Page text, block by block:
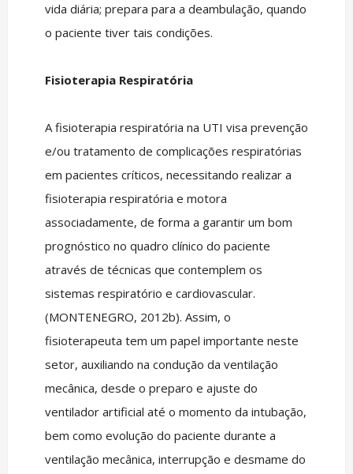
vida diária; prepara para a deambulação, quando
o paciente tiver tais condições.
Fisioterapia Respiratória
A fisioterapia respiratória na UTI visa prevenção
e/ou tratamento de complicações respiratórias
em pacientes críticos, necessitando realizar a
fisioterapia respiratória e motora
associadamente, de forma a garantir um bom
prognóstico no quadro clínico do paciente
através de técnicas que contemplem os
sistemas respiratório e cardiovascular.
(MONTENEGRO, 2012b). Assim, o
fisioterapeuta tem um papel importante neste
setor, auxiliando na condução da ventilação
mecânica, desde o preparo e ajuste do
ventilador artificial até o momento da intubação,
bem como evolução do paciente durante a
ventilação mecânica, interrupção e desmame do